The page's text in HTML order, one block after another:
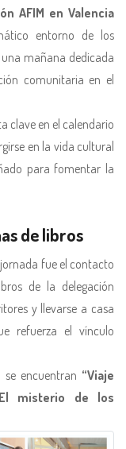
AFIM en Valencia
entorno de los
mañana dedicada
comunitaria en el
clave en el calendario
en la vida cultural
para fomentar la
de libros
fue el contacto
de la delegación
y llevarse a casa
refuerza el vínculo
encuentran “Viaje
misterio de los